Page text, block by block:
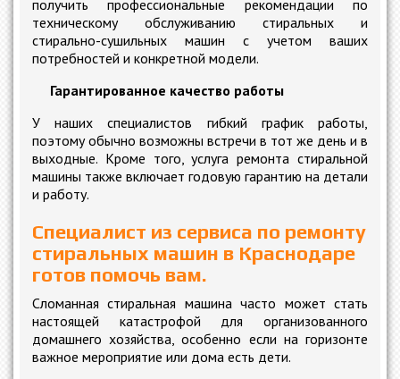
получить профессиональные рекомендации по
техническому обслуживанию стиральных и
стирально-сушильных машин с учетом ваших
потребностей и конкретной модели.
Гарантированное качество работы
У наших специалистов гибкий график работы,
поэтому обычно возможны встречи в тот же день и в
выходные. Кроме того, услуга ремонта стиральной
машины также включает годовую гарантию на детали
и работу.
Специалист из сервиса по ремонту
стиральных машин в Краснодаре
готов помочь вам.
Сломанная стиральная машина часто может стать
настоящей катастрофой для организованного
домашнего хозяйства, особенно если на горизонте
важное мероприятие или дома есть дети.